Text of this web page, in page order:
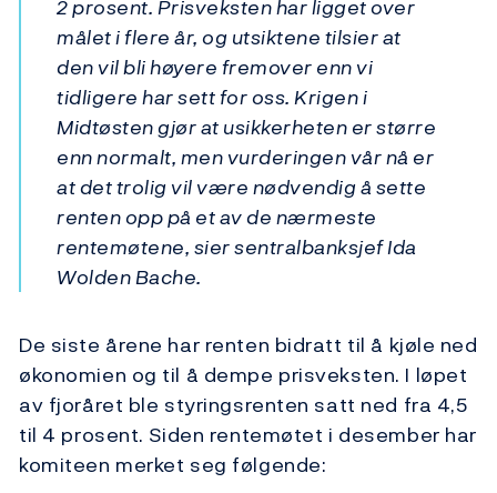
2 prosent. Prisveksten har ligget over
målet i flere år, og utsiktene tilsier at
den vil bli høyere fremover enn vi
tidligere har sett for oss. Krigen i
Midtøsten gjør at usikkerheten er større
enn normalt, men vurderingen vår nå er
at det trolig vil være nødvendig å sette
renten opp på et av de nærmeste
rentemøtene, sier sentralbanksjef Ida
Wolden Bache.
De siste årene har renten bidratt til å kjøle ned
økonomien og til å dempe prisveksten. I løpet
av fjoråret ble styringsrenten satt ned fra 4,5
til 4 prosent. Siden rentemøtet i desember har
komiteen merket seg følgende: